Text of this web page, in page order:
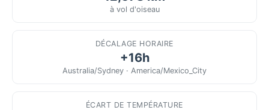
à vol d'oiseau
DÉCALAGE HORAIRE
+16h
Australia/Sydney · America/Mexico_City
ÉCART DE TEMPÉRATURE